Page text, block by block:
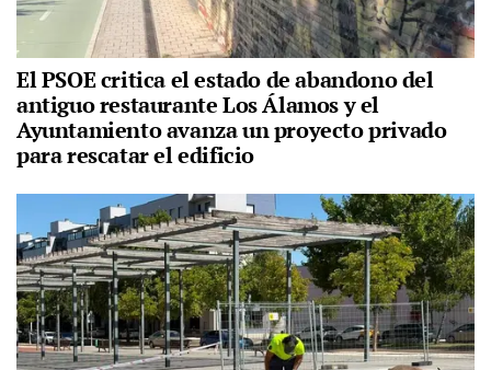
El PSOE critica el estado de abandono del
antiguo restaurante Los Álamos y el
Ayuntamiento avanza un proyecto privado
para rescatar el edificio